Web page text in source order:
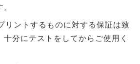
リントするものに対する保証は致
十分にテストをしてからご使用く